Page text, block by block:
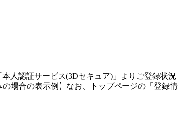
人認証サービス(3Dセキュア)」よりご登録状況
場合の表示例】なお、トップページの「登録情